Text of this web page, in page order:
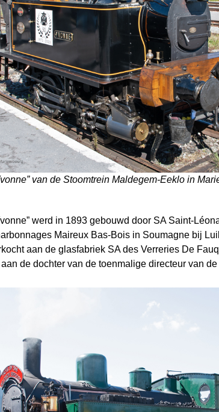
van de Stoomtrein Maldegem-Eeklo in
werd in 1893 gebouwd door SA Saint-
Maireux Bas-Bois in Soumagne bij
aan de glasfabriek SA des Verreries De
de dochter van de toen­malige directeur van